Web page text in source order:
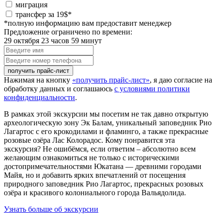
миграция
special_offer2
трансфер за 19$*
*полную информацию вам предоставит менеджер
Предложение ограничено по времени:
29 октября 23 часов 59 минут
Введите
имя
Введите
номер
телефона
Нажимая на кнопку «получить прайс-лист», я даю согласие на
обработку данных и соглашаюсь с условиями политики
конфиденциальности.
В рамках этой экскурсии мы посетим не так давно открытую
археологическую зону Эк Балам, уникальный заповедник Рио
Лагартос с его крокодилами и фламинго, а также прекрасные
розовые озёра Лас Колорадос. Кому понравится эта
экскурсия? Не ошибёмся, если ответим – абсолютно всем
желающим ознакомиться не только с историческими
достопримечательностями Юкатана — древними городами
Майя, но и добавить ярких впечатлений от посещения
природного заповедник Рио Лагартос, прекрасных розовых
озёра и красивого колониального города Вальядолида.
Узнать больше об экскурсии